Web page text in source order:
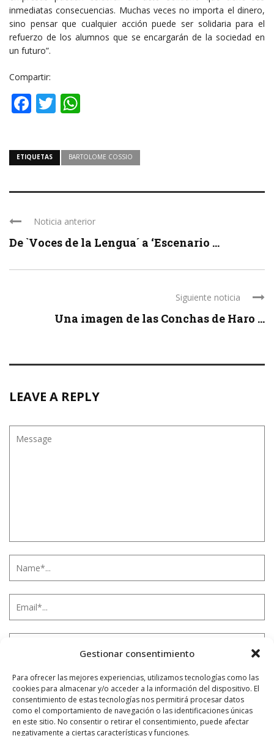
Gestionar consentimiento
Para ofrecer las mejores experiencias, utilizamos tecnologías como las
cookies para almacenar y/o acceder a la información del dispositivo. El
consentimiento de estas tecnologías nos permitirá procesar datos
como el comportamiento de navegación o las identificaciones únicas
en este sitio. No consentir o retirar el consentimiento, puede afectar
negativamente a ciertas características y funciones.
inmediatas consecuencias. Muchas veces no importa el dinero,
sino pensar que cualquier acción puede ser solidaria para el
refuerzo de los alumnos que se encargarán de la sociedad en
un futuro”.
Compartir:
Facebook
Twitter
ETIQUETAS BARTOLOME COSSIO
Noticia anterior
De `Voces de la Lengua´ a ‘Escenario ...
Siguiente noticia
Una imagen de las Conchas de Haro ...
LEAVE A REPLY
Notificarme vía correo electrónico cuando el comentario sea
aprobado.